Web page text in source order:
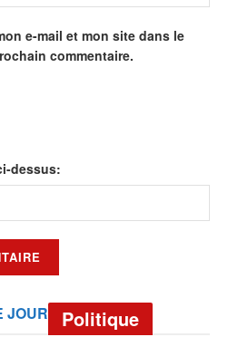
e-mail et mon site dans le
commentaire.
dessus:
JOUR Politique